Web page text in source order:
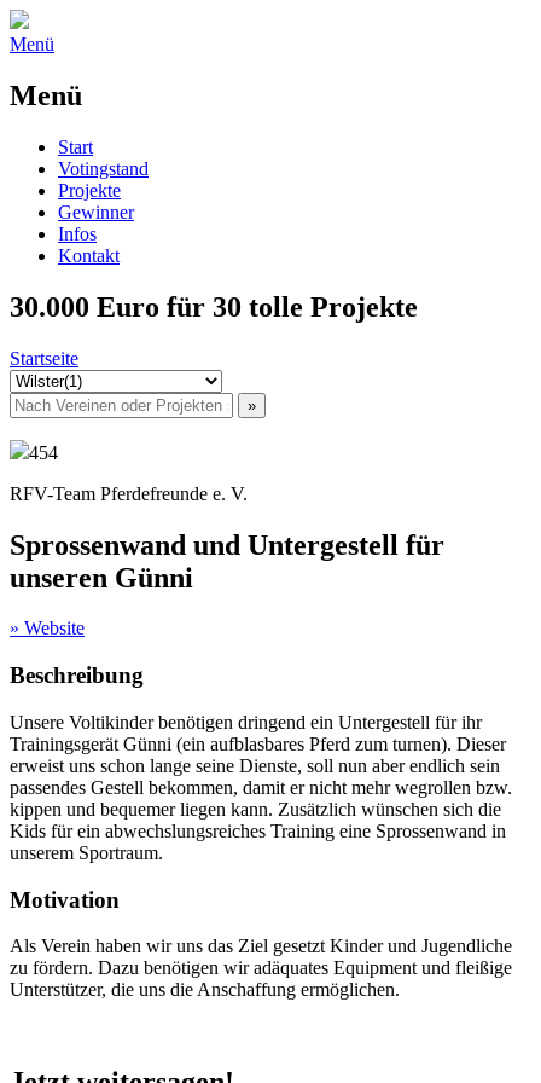
Menü
Menü
Start
Votingstand
Projekte
Gewinner
Infos
Kontakt
30.000 Euro für 30 tolle Projekte
Startseite
454
RFV-Team Pferdefreunde e. V.
Sprossenwand und Untergestell für
unseren Günni
» Website
Beschreibung
Unsere Voltikinder benötigen dringend ein Untergestell für ihr
Trainingsgerät Günni (ein aufblasbares Pferd zum turnen). Dieser
erweist uns schon lange seine Dienste, soll nun aber endlich sein
passendes Gestell bekommen, damit er nicht mehr wegrollen bzw.
kippen und bequemer liegen kann. Zusätzlich wünschen sich die
Kids für ein abwechslungsreiches Training eine Sprossenwand in
unserem Sportraum.
Motivation
Als Verein haben wir uns das Ziel gesetzt Kinder und Jugendliche
zu fördern. Dazu benötigen wir adäquates Equipment und fleißige
Unterstützer, die uns die Anschaffung ermöglichen.